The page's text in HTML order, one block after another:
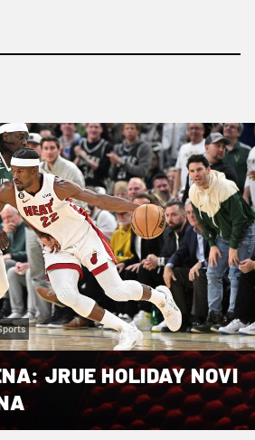
JRUE HOLIDAY NOVI